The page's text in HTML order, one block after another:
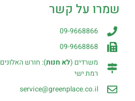
שמרו על קשר
09-9668866
09-9668868
משרדים (לא חנות): חורש האלונים 3,
רמת ישי
service@greenplace.co.il